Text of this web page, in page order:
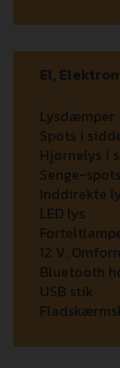
El,
Lysdæmper
Spots i
Hjørnelys i
Senge-spots
Inddirekte
LED lys
12 V.
Bluetooth
USB stik